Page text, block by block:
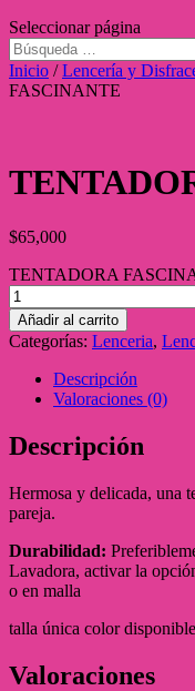
Seleccionar página
Inicio /Lencería y
FASCINANTE
$65,000
TENTADORA
Añadir al carrito
Categorías: Lenceria,
Descripción
Valoraciones (0)
Descripción
Hermosa y delicada, una
pareja.
Durabilidad:
Lavadora, activar la
o en malla
talla única color
Valoraciones